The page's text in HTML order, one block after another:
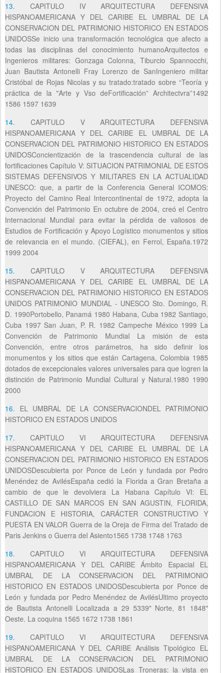
13. CAPITULO IV ARQUITECTURA DEFENSIVA
HISPANOAMERICANA Y DEL CARIBE EL UMBRAL DE LA
CONSERVACION DEL PATRIMONIO HISTORICO EN ESTADOS
UNIDOSSe inicio una transformación tecnológica que afecto a
todas las disciplinas del conocimiento humanoArquitectos e
Ingenieros militares: Gonzaga Colonna, Tiburcio Spannocchi,
Juan Bautista Antonelli Fray Lorenzo de SanIngeniero militar
Cristóbal de Rojas Nicolas y su tratado:tratado sobre “Teoría y
práctica de la "Arte y Vso deFortificación” Architectvra”1492
1586 1597 1639
14. CAPITULO V ARQUITECTURA DEFENSIVA
HISPANOAMERICANA Y DEL CARIBE EL UMBRAL DE LA
CONSERVACION DEL PATRIMONIO HISTORICO EN ESTADOS
UNIDOSConcientización de la trascendencia cultural de las
fortificaciones Capítulo V: SITUACION PATRIMONIAL DE ESTOS
SISTEMAS DEFENSIVOS Y MILITARES EN LA ACTUALIDAD
UNESCO: que, a partir de la Conferencia General ICOMOS:
Proyecto del Camino Real Intercontinental de 1972, adopta la
Convención del Patrimonio En octubre de 2004, creó el Centro
Internacional Mundial para evitar la pérdida de valiosos de
Estudios de Fortificación y Apoyo Logístico monumentos y sitios
de relevancia en el mundo. (CIEFAL), en Ferrol, España.1972
1999 2004
15. CAPITULO V ARQUITECTURA DEFENSIVA
HISPANOAMERICANA Y DEL CARIBE EL UMBRAL DE LA
CONSERVACION DEL PATRIMONIO HISTORICO EN ESTADOS
UNIDOS PATRIMONIO MUNDIAL - UNESCO Sto. Domingo, R.
D. 1990Portobello, Panamá 1980 Habana, Cuba 1982 Santiago,
Cuba 1997 San Juan, P. R. 1982 Campeche México 1999 La
Convención de Patrimonio Mundial La misión de esta
Convención, entre otros parámetros, ha sido definir los
monumentos y los sitios que están Cartagena, Colombia 1985
dotados de excepcionales valores universales para que logren la
distinción de Patrimonio Mundial Cultural y Natural.1980 1990
2000
16. EL UMBRAL DE LA CONSERVACIONDEL PATRIMONIO
HISTORICO EN ESTADOS UNIDOS
17. CAPITULO VI ARQUITECTURA DEFENSIVA
HISPANOAMERICANA Y DEL CARIBE EL UMBRAL DE LA
CONSERVACION DEL PATRIMONIO HISTORICO EN ESTADOS
UNIDOSDescubierta por Ponce de León y fundada por Pedro
Menéndez de AvilésEspaña cedió la Florida a Gran Bretaña a
cambio de que le devolviera La Habana Capítulo VI: EL
CASTILLO DE SAN MARCOS EN SAN AGUSTIN, FLORIDA,
FUNDACION E HISTORIA, CARÁCTER CONSTRUCTIVO Y
PUESTA EN VALOR Guerra de la Oreja de Firma del Tratado de
Paris Jenkins o Guerra del Asiento1565 1738 1748 1763
18. CAPITULO VI ARQUITECTURA DEFENSIVA
HISPANOAMERICANA Y DEL CARIBE Ámbito Espacial EL
UMBRAL DE LA CONSERVACION DEL PATRIMONIO
HISTORICO EN ESTADOS UNIDOSDescubierta por Ponce de
León y fundada por Pedro Menéndez de AvilésUltimo proyecto
de Bautista Antonelli Localizada a 29 5339" Norte, 81 1848"
Oeste. La coquina 1565 1672 1738 1861
19. CAPITULO VI ARQUITECTURA DEFENSIVA
HISPANOAMERICANA Y DEL CARIBE Análisis Tipológico EL
UMBRAL DE LA CONSERVACION DEL PATRIMONIO
HISTORICO EN ESTADOS UNIDOSLas Troneras: la vista en